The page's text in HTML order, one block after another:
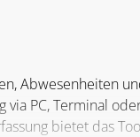
Abwesenheiten
PC, Terminal
bietet das